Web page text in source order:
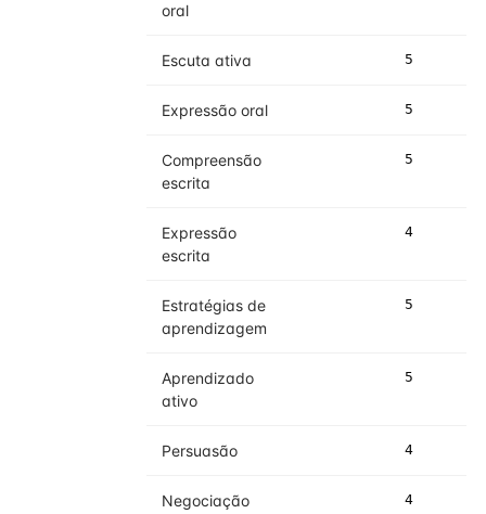
oral
Escuta ativa 5
Expressão oral 5
Compreensão
escrita
5
Expressão
escrita
4
Estratégias de
aprendizagem
5
Aprendizado
ativo
5
Persuasão 4
Negociação 4